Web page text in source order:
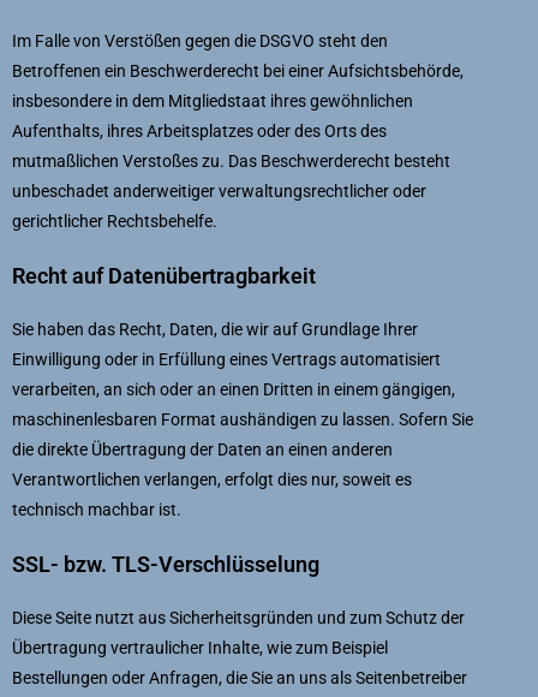
Im Falle von Verstößen gegen die DSGVO steht den
Betroffenen ein Beschwerderecht bei einer Aufsichtsbehörde,
insbesondere in dem Mitgliedstaat ihres gewöhnlichen
Aufenthalts, ihres Arbeitsplatzes oder des Orts des
mutmaßlichen Verstoßes zu. Das Beschwerderecht besteht
unbeschadet anderweitiger verwaltungsrechtlicher oder
gerichtlicher Rechtsbehelfe.
Recht auf Datenübertragbarkeit
Sie haben das Recht, Daten, die wir auf Grundlage Ihrer
Einwilligung oder in Erfüllung eines Vertrags automatisiert
verarbeiten, an sich oder an einen Dritten in einem gängigen,
maschinenlesbaren Format aushändigen zu lassen. Sofern Sie
die direkte Übertragung der Daten an einen anderen
Verantwortlichen verlangen, erfolgt dies nur, soweit es
technisch machbar ist.
SSL- bzw. TLS-Verschlüsselung
Diese Seite nutzt aus Sicherheitsgründen und zum Schutz der
Übertragung vertraulicher Inhalte, wie zum Beispiel
Bestellungen oder Anfragen, die Sie an uns als Seitenbetreiber